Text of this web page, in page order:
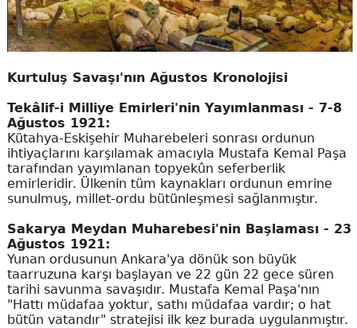
Kurtuluş Savaşı'nın Ağustos Kronolojisi
Tekâlif-i Milliye Emirleri'nin Yayımlanması - 7-8
Ağustos 1921:
Kütahya-Eskişehir Muharebeleri sonrası ordunun
ihtiyaçlarını karşılamak amacıyla Mustafa Kemal Paşa
tarafından yayımlanan topyekûn seferberlik
emirleridir. Ülkenin tüm kaynakları ordunun emrine
sunulmuş, millet-ordu bütünleşmesi sağlanmıştır.
Sakarya Meydan Muharebesi'nin Başlaması - 23
Ağustos 1921:
Yunan ordusunun Ankara'ya dönük son büyük
taarruzuna karşı başlayan ve 22 gün 22 gece süren
tarihi savunma savaşıdır. Mustafa Kemal Paşa'nın
"Hattı müdafaa yoktur, sathı müdafaa vardır; o hat
bütün vatandır" stratejisi ilk kez burada uygulanmıştır.